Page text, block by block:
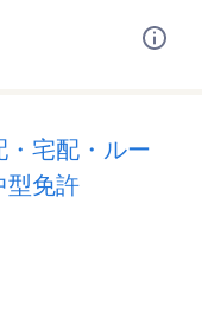
宅配・ルー
型免許